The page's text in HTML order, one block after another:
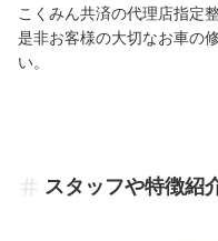
こくみん共済の代理店指定
是非お客様の大切なお車の
い。
スタッフや特徴紹